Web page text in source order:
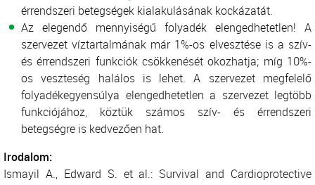
érrendszeri betegségek kialakulásának kockázatát.
Az elegendő mennyiségű folyadék elengedhetetlen! A
szervezet víztartalmának már 1%-os elvesztése is a szív-
és érrendszeri funkciók csökkenését okozhatja; míg 10%-
os veszteség halálos is lehet. A szervezet megfelelő
folyadékegyensúlya elengedhetetlen a szervezet legtöbb
funkciójához, köztük számos szív- és érrendszeri
betegségre is kedvezően hat.
Irodalom:
Ismayil A., Edward S. et al.: Survival and Cardioprotective